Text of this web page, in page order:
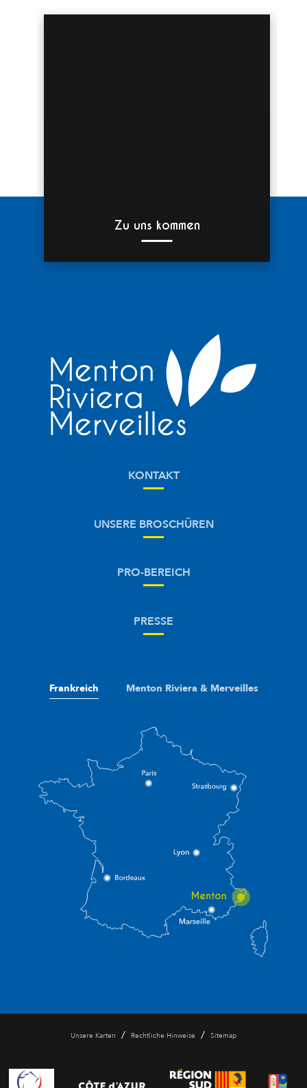
Zu uns kommen
KONTAKT
UNSERE BROSCHÜREN
PRO-BEREICH
PRESSE
Frankreich Menton Riviera & Merveilles
Unsere Karten / Rechtliche Hinweise / Sitemap